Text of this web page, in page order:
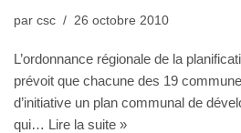
par csc 26 octobre 2010
L’ordonnance régionale de la
prévoit que chacune des 19
d’initiative un plan communal de
qui… Lire la suite »